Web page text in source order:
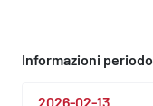
Informazioni periodo
2026-02-13